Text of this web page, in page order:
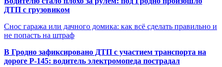
ДТП с грузовиком
Снос гаража или дачного домика: как всё сделать правильно и
не попасть на штраф
В Гродно зафиксировано ДТП с участием транспорта на
дороге Р-145: водитель электромопеда пострадал